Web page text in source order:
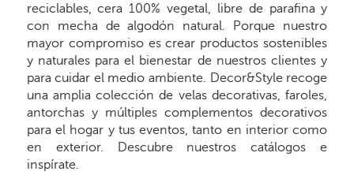
reciclables, cera 100% vegetal, libre de parafina y
con mecha de algodón natural. Porque nuestro
mayor compromiso es crear productos sostenibles
y naturales para el bienestar de nuestros clientes y
para cuidar el medio ambiente. Decor&Style recoge
una amplia colección de velas decorativas, faroles,
antorchas y múltiples complementos decorativos
para el hogar y tus eventos, tanto en interior como
en exterior. Descubre nuestros catálogos e
inspírate.